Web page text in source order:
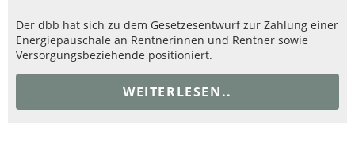
Der dbb hat sich zu dem Gesetzesentwurf zur Zahlung einer
Energiepauschale an Rentnerinnen und Rentner sowie
Versorgungsbeziehende positioniert.
WEITERLESEN..